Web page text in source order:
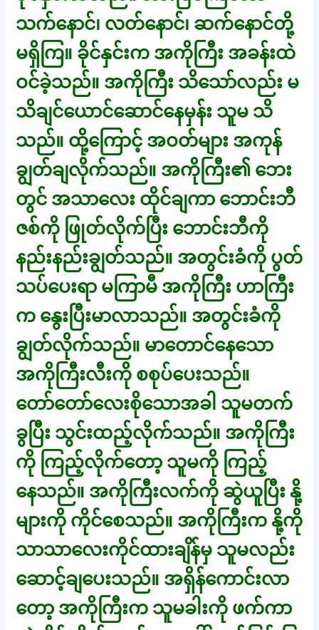
သက်နောင်၊ လတ်နောင်၊ ဆက်နောင်တို့
မရှိကြ။ ခိုင်နှင်းက အကိုကြီး အခန်းထဲ
ဝင်ခဲ့သည်။ အကိုကြီး သိသော်လည်း မ
သိချင်ယောင်ဆောင်နေမှန်း သူမ သိ
သည်။ ထို့ကြောင့် အဝတ်များ အကုန်
ချွတ်ချလိုက်သည်။ အကိုကြီး၏ ဘေး
တွင် အသာလေး ထိုင်ချကာ ဘောင်းဘီ
ဇစ်ကို ဖြုတ်လိုက်ပြီး ဘောင်းဘီကို
နည်းနည်းချွတ်သည်။ အတွင်းခံကို ပွတ်
သပ်ပေးရာ မကြာမီ အကိုကြီး ဟာကြီး
က နွေးပြီးမာလာသည်။ အတွင်းခံကို
ချွတ်လိုက်သည်။ မာတောင်နေသော
အကိုကြီးလီးကို စစုပ်ပေးသည်။
တော်တော်လေးစိုသောအခါ သူမတက်
ခွပြီး သွင်းထည့်လိုက်သည်။ အကိုကြီး
ကို ကြည့်လိုက်တော့ သူမကို ကြည့်
နေသည်။ အကိုကြီးလက်ကို ဆွဲယူပြီး နို့
များကို ကိုင်စေသည်။ အကိုကြီးက နို့ကို
သာသာလေးကိုင်ထားချိန်မှ သူမလည်း
ဆောင့်ချပေးသည်။ အရှိန်ကောင်းလာ
တော့ အကိုကြီးက သူမခါးကို ဖက်ကာ